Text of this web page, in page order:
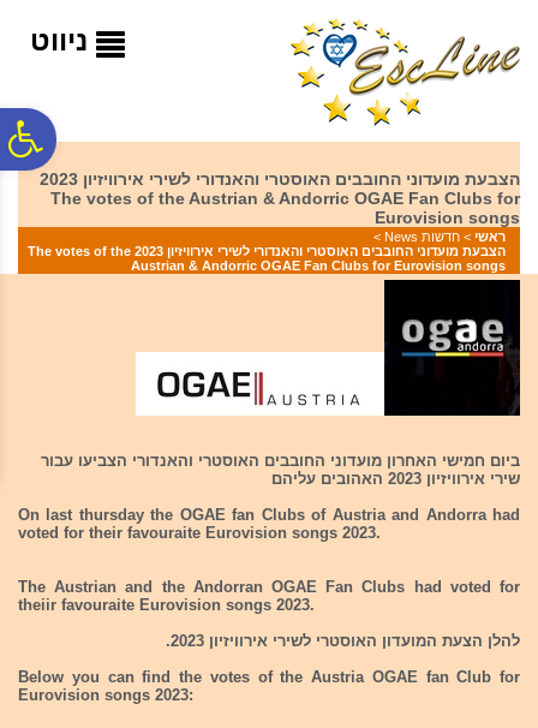
המרכזי
ניווט
הצבעת מועדוני החובבים האוסטרי והאנדורי לשירי אירוויזיון 2023
The votes of the Austrian & Andorric OGAE Fan Clubs for
Eurovision songs
ראשי > חדשות News
>
הצבעת מועדוני החובבים האוסטרי והאנדורי לשירי אירוויזיון 2023 The votes of the
Austrian & Andorric OGAE Fan Clubs for Eurovision songs
ביום חמישי האחרון מועדוני החובבים האוסטרי והאנדורי הצביעו עבור
שירי אירוויזיון 2023 האהובים עליהם
On last thursday the OGAE fan Clubs of Austria and Andorra had
voted for their favouraite Eurovision songs 2023.
The Austrian and the Andorran OGAE Fan Clubs had voted for
theiir favouraite Eurovision songs 2023.
להלן הצעת המועדון האוסטרי לשירי אירוויזיון 2023.
Below you can find the votes of the Austria OGAE fan Club for
Eurovision songs 2023: